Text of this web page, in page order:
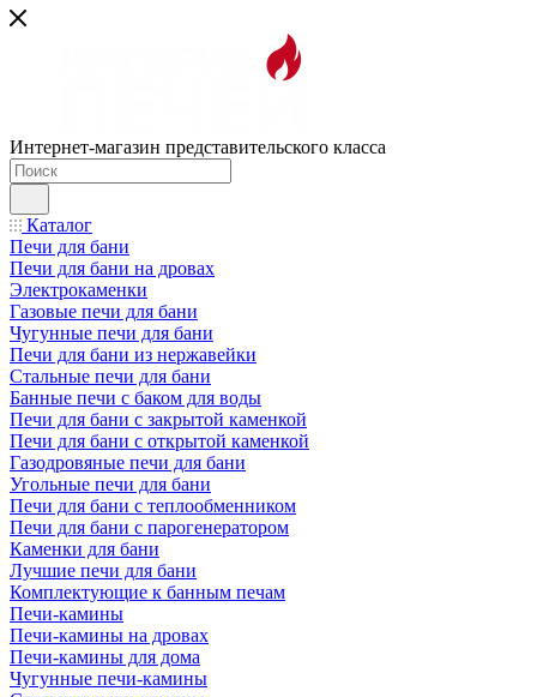
Интернет-магазин представительского класса
Каталог
Печи для бани
Печи для бани на дровах
Электрокаменки
Газовые печи для бани
Чугунные печи для бани
Печи для бани из нержавейки
Стальные печи для бани
Банные печи с баком для воды
Печи для бани с закрытой каменкой
Печи для бани с открытой каменкой
Газодровяные печи для бани
Угольные печи для бани
Печи для бани с теплообменником
Печи для бани с парогенератором
Каменки для бани
Лучшие печи для бани
Комплектующие к банным печам
Печи-камины
Печи-камины на дровах
Печи-камины для дома
Чугунные печи-камины